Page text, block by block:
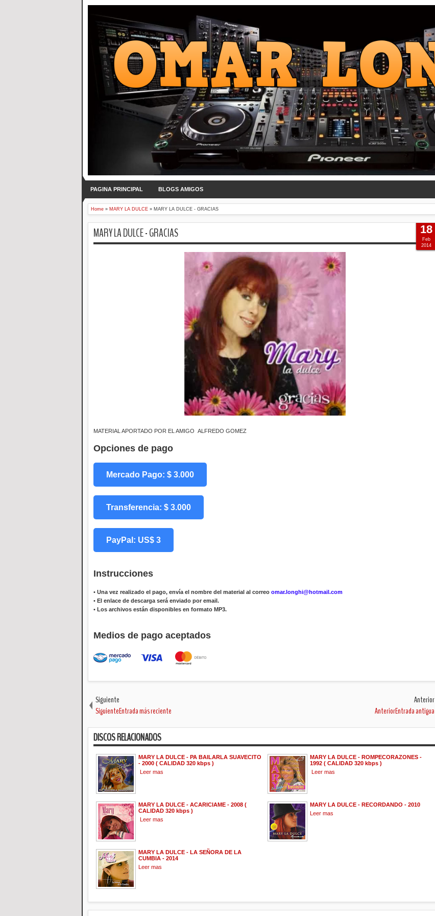
PAGINA PRINCIPAL BLOGS AMIGOS
Home » MARY LA DULCE » MARY LA DULCE - GRACIAS
MARY LA DULCE - GRACIAS
MATERIAL APORTADO POR EL AMIGO ALFREDO GOMEZ
Opciones de pago
Mercado Pago: $ 3.000
Transferencia: $ 3.000
PayPal: US$ 3
Instrucciones
• Una vez realizado el pago, envía el nombre del material al correo omar.longhi@hotmail.com
• El enlace de descarga será enviado por email.
• Los archivos están disponibles en formato MP3.
Medios de pago aceptados
18
Feb
2014
Siguiente
SiguienteEntrada más reciente
Anterior
AnteriorEntrada antigua
DISCOS RELACIONADOS
MARY LA DULCE - PA BAILARLA SUAVECITO
- 2000 ( CALIDAD 320 kbps )
Leer mas
MARY LA DULCE - ROMPECORAZONES -
1992 ( CALIDAD 320 kbps )
Leer mas
MARY LA DULCE - ACARICIAME - 2008 (
CALIDAD 320 kbps )
Leer mas
MARY LA DULCE - RECORDANDO - 2010
Leer mas
MARY LA DULCE - LA SEÑORA DE LA
CUMBIA - 2014
Leer mas